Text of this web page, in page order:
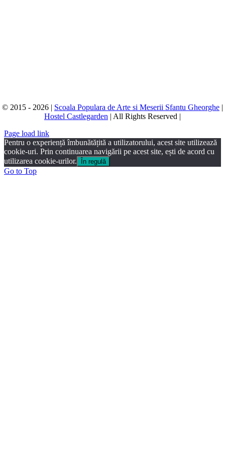
© 2015 - 2026 | Scoala Populara de Arte si Meserii Sfantu Gheorghe |
Hostel Castlegarden | All Rights Reserved |
Page load link
Pentru o experiență îmbunătățită a utilizatorului, acest site utilizează
cookie-uri. Prin continuarea navigării pe acest site, ești de acord cu
utilizarea cookie-urilor.
În regulă
Go to Top